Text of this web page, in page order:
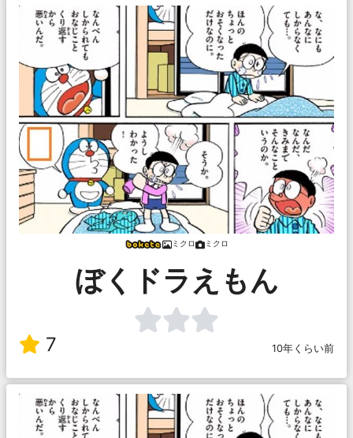
ミクロ ミクロ
ぼくドラえもん
7 10年くらい前